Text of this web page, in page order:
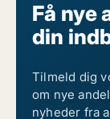
Få nye
din
Tilmeld dig
om nye
nyheder fra